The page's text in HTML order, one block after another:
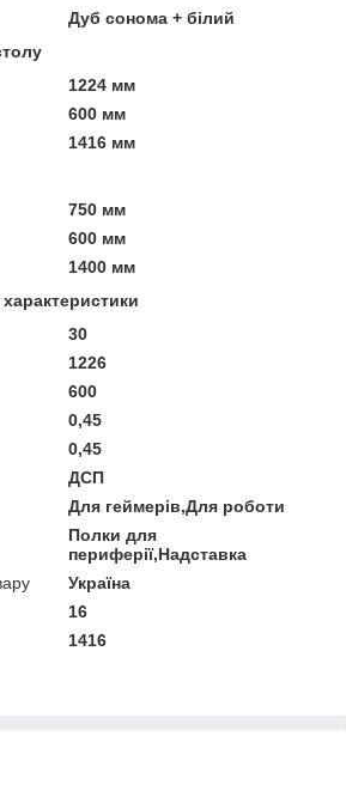
Дуб сонома + білий
1224 мм
600 мм
1416 мм
750 мм
600 мм
1400 мм
30
1226
600
0,45
0,45
ДСП
Для геймерів,Для роботи
Полки для
периферії,Надставка
Україна
16
1416